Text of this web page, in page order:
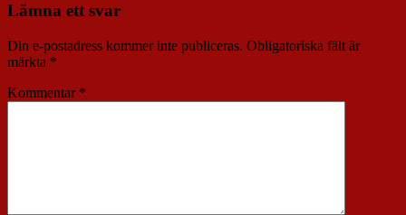
Lämna ett svar
Din e-postadress kommer inte publiceras. Obligatoriska fält är
märkta *
Kommentar *